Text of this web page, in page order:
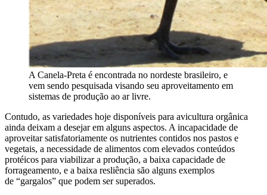
A Canela-Preta é encontrada no nordeste brasileiro, e
vem sendo pesquisada visando seu aproveitamento em
sistemas de produção ao ar livre.
Contudo, as variedades hoje disponíveis para avicultura orgânica
ainda deixam a desejar em alguns aspectos. A incapacidade de
aproveitar satisfatoriamente os nutrientes contidos nos pastos e
vegetais, a necessidade de alimentos com elevados conteúdos
protéicos para viabilizar a produção, a baixa capacidade de
forrageamento, e a baixa resliência são alguns exemplos
de “gargalos” que podem ser superados.